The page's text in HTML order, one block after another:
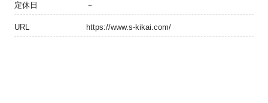
定休日 －
URL https://www.s-kikai.com/